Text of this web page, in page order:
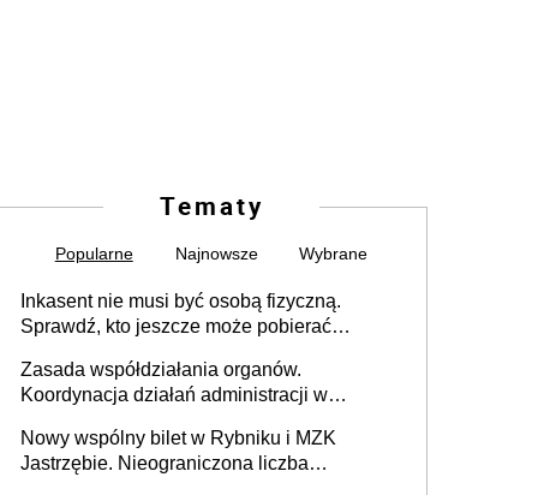
Tematy
Popularne Najnowsze Wybrane
Inkasent nie musi być osobą fizyczną.
Sprawdź, kto jeszcze może pobierać
Zasada współdziałania organów.
Koordynacja działań administracji w
Nowy wspólny bilet w Rybniku i MZK
Jastrzębie. Nieograniczona liczba